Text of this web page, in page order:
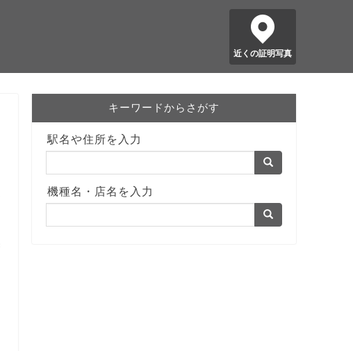
近くの証明写真
キーワードからさがす
駅名や住所を入力
機種名・店名を入力